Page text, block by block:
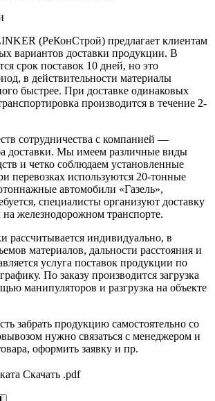
(РеКонСтрой) предлагает клиентам
вариантов доставки продукции. В
срок поставок 10 дней, но это
в действительности материалы
быстрее. При доставке одинаковых
производится в течение 2-
сотрудничества с компанией —
доставки. Мы имеем различные виды
и четко соблюдаем установленные
перевозках используются 20-тонные
автомобили «Газель»,
специалисты организуют доставку
железнодорожном транспорте.
рассчитывается индивидуально, в
материалов, дальности расстояния и
услуга поставок продукции по
По заказу производится загрузка
манипуляторов и разгрузка на объекте
забрать продукцию самостоятельно со
нужно связаться с менеджером и
оформить заявку и пр.
Скачать .pdf